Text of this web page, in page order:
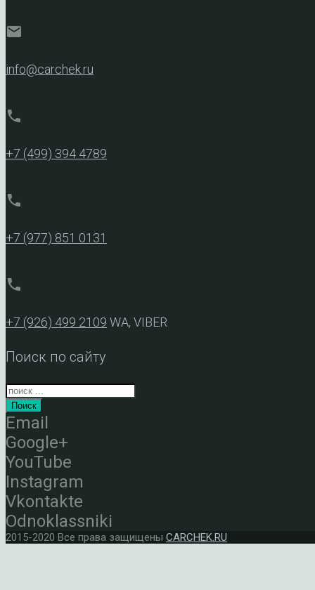
mail
info@carchek.ru
phone
+7 (499) 394 4789
phone
+7 (977) 851 0131
phone
+7 (926) 499 2109 WA, VIBER
Поиск по сайту
Поиск
Email
Google+
YouTube
Instagram
Vkontakte
Odnoklassniki
2015-2020 Все права защищены CARCHEK.RU